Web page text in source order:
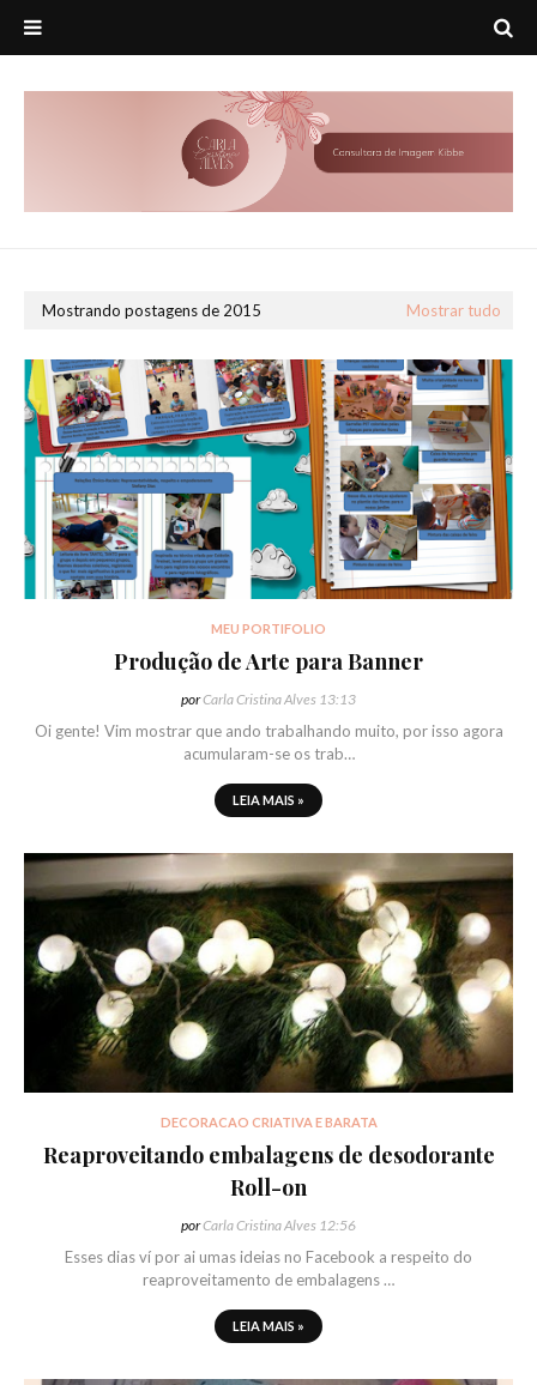
Mostrando postagens de 2015 Mostrar tudo
MEU PORTIFOLIO
Produção de Arte para Banner
porCarla Cristina Alves 13:13
Oi gente! Vim mostrar que ando trabalhando muito, por isso agora
acumularam-se os trab…
LEIA MAIS »
DECORACAO CRIATIVA E BARATA
Reaproveitando embalagens de desodorante
Roll-on
porCarla Cristina Alves 12:56
Esses dias ví por ai umas ideias no Facebook a respeito do
reaproveitamento de embalagens …
LEIA MAIS »